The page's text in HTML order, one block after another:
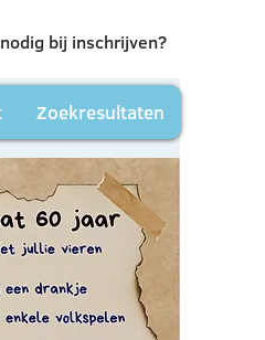
bij inschrijven?
Zoekresultaten